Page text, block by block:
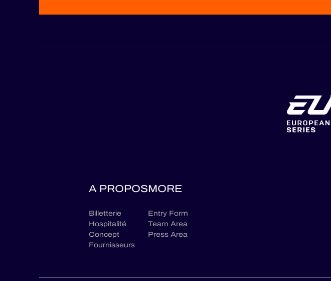
A PROPOS
Billetterie
Hospitalité
Concept
Fournisseurs
MORE
Entry Form
Team Area
Press Area